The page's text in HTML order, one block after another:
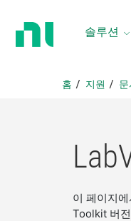
솔루션
홈 지원 문
이 페이지
Toolkit 버